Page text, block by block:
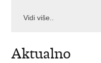
Vidi više..
Aktualno